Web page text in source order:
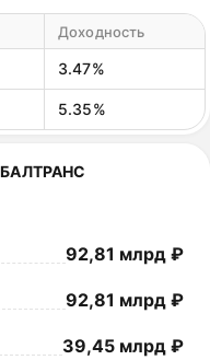
Доходность
3.47%
5.35%
92,81 млрд ₽
92,81 млрд ₽
39,45 млрд ₽